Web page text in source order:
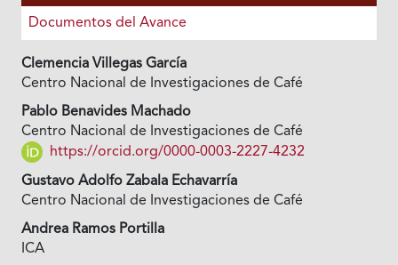
Documentos del Avance
Clemencia Villegas García
Centro Nacional de Investigaciones de Café
Pablo Benavides Machado
Centro Nacional de Investigaciones de Café
https://orcid.org/0000-0003-2227-4232
Gustavo Adolfo Zabala Echavarría
Centro Nacional de Investigaciones de Café
Andrea Ramos Portilla
ICA